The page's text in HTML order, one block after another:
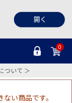
0
ついて ＞
い商品です。